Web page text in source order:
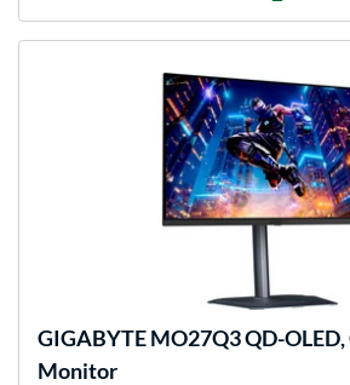
GIGABYTEMO27Q3 QD-OLED,
Monitor